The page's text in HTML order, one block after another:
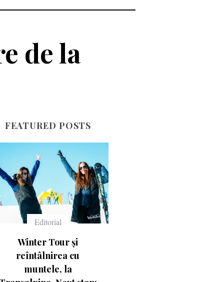
de la
FEATURED POSTS
Echipament
Ce înseamnă numerele
de pe schiuri